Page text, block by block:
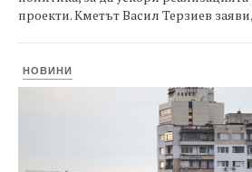
проекти. Кметът Васил Терзиев заяви,
НОВИНИ